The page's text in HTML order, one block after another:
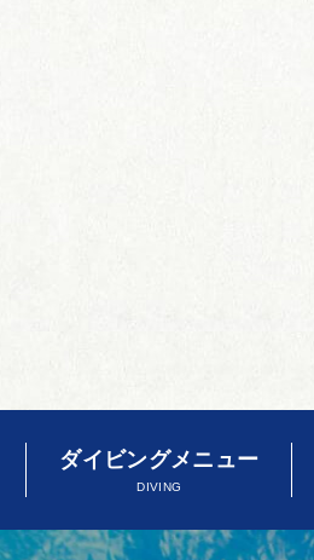
ダイビングメニュー
DIVING